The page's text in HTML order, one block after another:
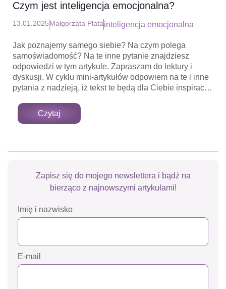
Czym jest inteligencja emocjonalna?
13.01.2025Małgorzata Platainteligencja emocjonalna
Jak poznajemy samego siebie? Na czym polega
samoświadomość? Na te inne pytanie znajdziesz
odpowiedzi w tym artykule. Zapraszam do lektury i
dyskusji. W cyklu mini-artykułów odpowiem na te i inne
pytania z nadzieją, iż tekst te będą dla Ciebie inspiracją
zaproszenie do pierwszej z wielu podróży do Krainy
Świadomości.
Czytaj
Zapisz się do mojego newslettera i bądź na
bierząco z najnowszymi artykułami!
Imię i nazwisko
E-mail